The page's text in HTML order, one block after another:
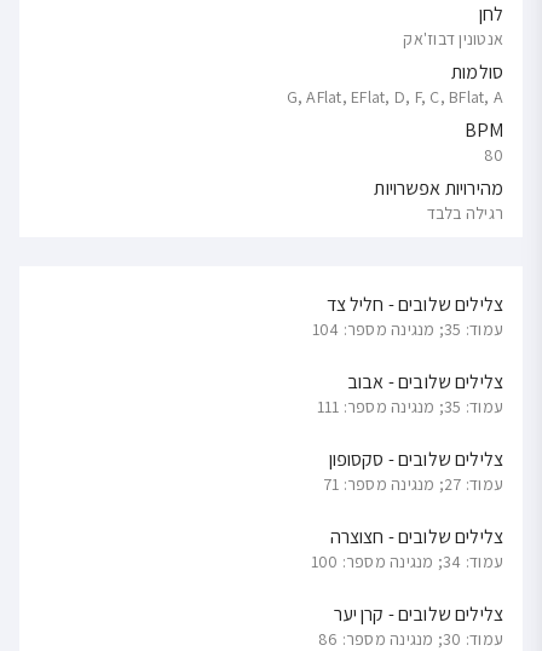
לחן
אנטונין דבוז'אק
סולמות
G, AFlat, EFlat, D, F, C, BFlat, A
BPM
80
מהירויות אפשרויות
רגילה בלבד
צלילים שלובים - חליל צד
עמוד: 35; מנגינה מספר: 104
צלילים שלובים - אבוב
עמוד: 35; מנגינה מספר: 111
צלילים שלובים - סקסופון
עמוד: 27; מנגינה מספר: 71
צלילים שלובים - חצוצרה
עמוד: 34; מנגינה מספר: 100
צלילים שלובים - קרן יער
עמוד: 30; מנגינה מספר: 86